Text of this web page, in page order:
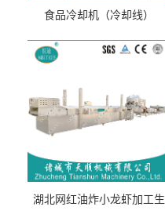
食品冷却机（冷却线）
湖北网红油炸小龙虾加工生